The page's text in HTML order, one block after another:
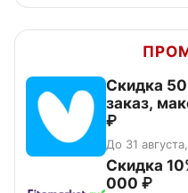
Скидка
заказ,
₽
До 31
Скидка
000 ₽